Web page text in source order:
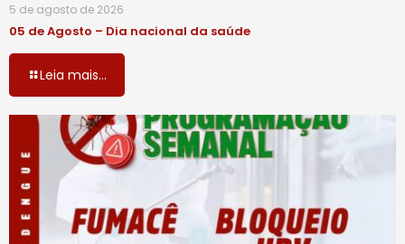
5 de agosto de 2026
05 de Agosto – Dia nacional da saúde
Leia mais...